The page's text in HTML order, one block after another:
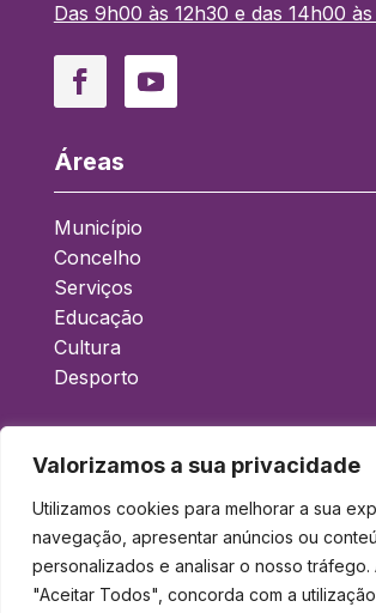
Valorizamos a sua privacidade
Utilizamos cookies para melhorar a sua
navegação, apresentar anúncios ou
personalizados e analisar o nosso tráfego.
"Aceitar Todos", concorda com a
Das 9h00 às 12h30 e das 14h00
FacebookYouTube
Áreas
Município
Concelho
Serviços
Educação
Cultura
Desporto
Boletim Municipal
Balcão Eletrónico
Gad
Acessibilidade